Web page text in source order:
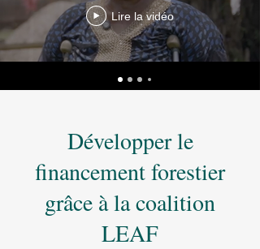
Lire la vidéo
Développer le
financement forestier
grâce à la coalition
LEAF